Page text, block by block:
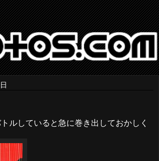
ルしていると急に巻き出しておかしく